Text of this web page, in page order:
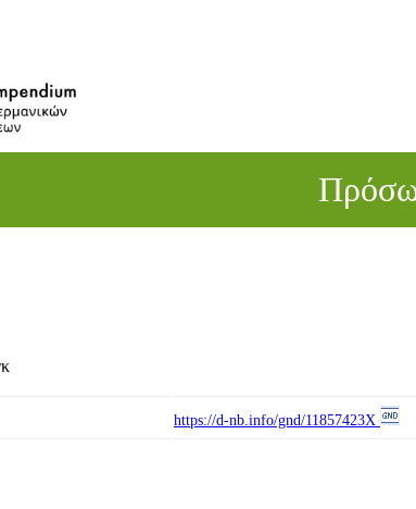
https://d-nb.info/gnd/11857423X